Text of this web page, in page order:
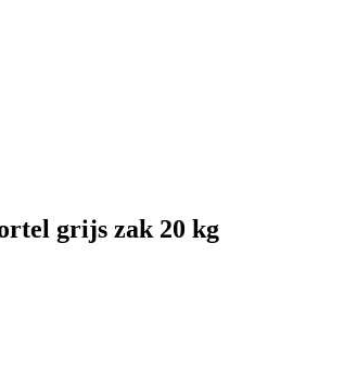
grijs zak 20 kg